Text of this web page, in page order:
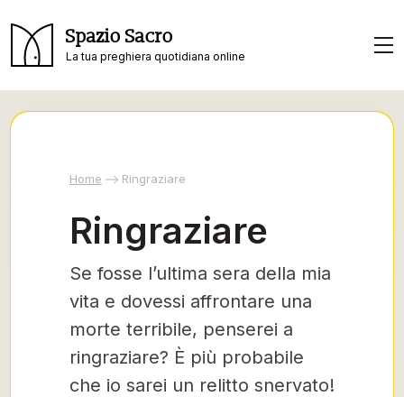
Spazio Sacro
La tua preghiera quotidiana online
Home Ringraziare
Ringraziare
Se fosse l’ultima sera della mia
vita e dovessi affrontare una
morte terribile, penserei a
ringraziare? È più probabile
che io sarei un relitto snervato!